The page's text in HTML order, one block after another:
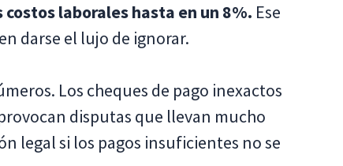
laborales hasta en un 8%. Ese
darse el lujo de ignorar.
Los cheques de pago inexactos
disputas que llevan mucho
legal si los pagos insuficientes no se